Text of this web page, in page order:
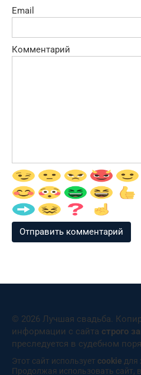
Email
Комментарий
© 2026 Лучшая свадьба.
информации с сайта строго
преследуется в судебном
Этот сайт использует cookie для
Продолжая использовать сайт,